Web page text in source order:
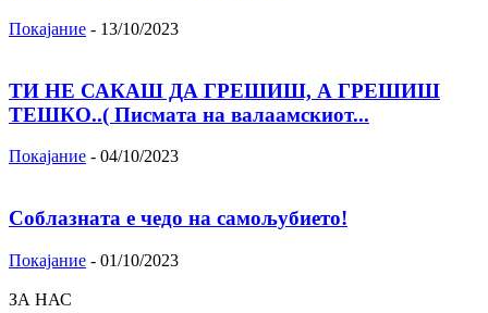
Покајание - 13/10/2023
ТИ НЕ САКАШ ДА ГРЕШИШ, А ГРЕШИШ
ТЕШКО..( Писмата на валаамскиот...
Покајание - 04/10/2023
Соблазната е чедо на самољубието!
Покајание - 01/10/2023
ЗА НАС